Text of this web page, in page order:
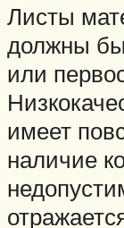
Листы
должны
или
имеет
наличие